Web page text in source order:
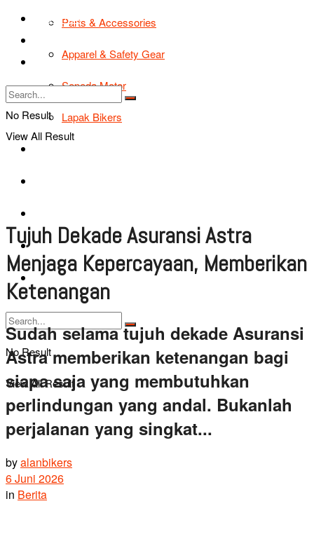
Parts & Accessories
Apparel & Safety Gear
Sepeda Motor
Lapak Bikers
Bikers Cars
Tentang Kami
No Result
View All Result
TIPS & TRIK
Tentang Kami
No Result
View All Result
Tujuh Dekade Asuransi Astra
Menjaga Kepercayaan, Memberikan
Ketenangan
Sudah selama tujuh dekade Asuransi
Astra memberikan ketenangan bagi
siapa saja yang membutuhkan
perlindungan yang andal. Bukanlah
perjalanan yang singkat...
byalanbikers
6 Juni 2026
in Berita